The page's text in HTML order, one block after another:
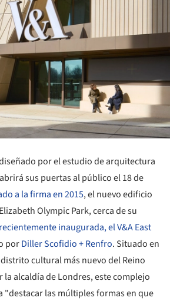
por el estudio de arquitectura
sus puertas al público el 18 de
a la firma en 2015, el nuevo edificio
Olympic Park, cerca de su
inaugurada, el V&A East
porDiller Scofidio + Renfro. Situado en
distrito cultural más nuevo del Reino
alcaldía de Londres, este complejo
"destacar las múltiples formas en que